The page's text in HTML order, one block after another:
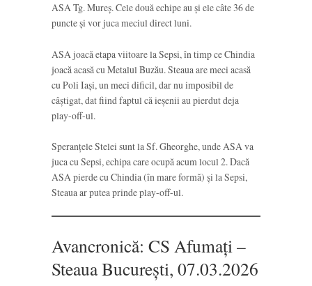
ASA Tg. Mureș. Cele două echipe au și ele câte 36 de
puncte și vor juca meciul direct luni.
ASA joacă etapa viitoare la Sepsi, în timp ce Chindia
joacă acasă cu Metalul Buzău. Steaua are meci acasă
cu Poli Iași, un meci dificil, dar nu imposibil de
câștigat, dat fiind faptul că ieșenii au pierdut deja
play-off-ul.
Speranțele Stelei sunt la Sf. Gheorghe, unde ASA va
juca cu Sepsi, echipa care ocupă acum locul 2. Dacă
ASA pierde cu Chindia (în mare formă) și la Sepsi,
Steaua ar putea prinde play-off-ul.
Avancronică: CS Afumați –
Steaua București, 07.03.2026